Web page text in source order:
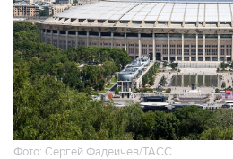
Фото: Сергей Фадеичев/ТАСС